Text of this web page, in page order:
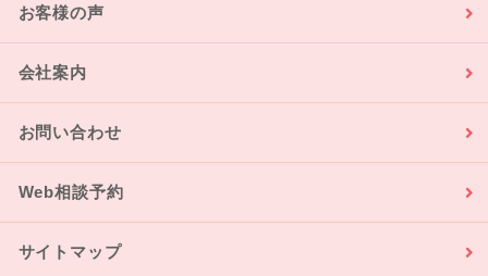
お客様の声
会社案内
お問い合わせ
Web相談予約
サイトマップ